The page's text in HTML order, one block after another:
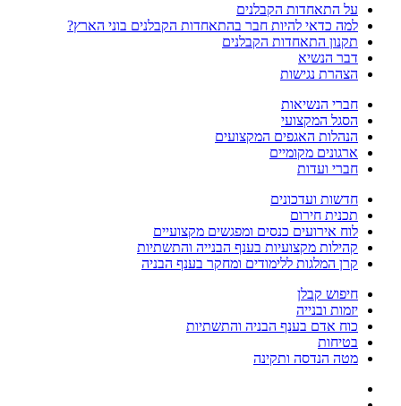
על התאחדות הקבלנים
למה כדאי להיות חבר בהתאחדות הקבלנים בוני הארץ?
תקנון התאחדות הקבלנים
דבר הנשיא
הצהרת נגישות
חברי הנשיאות
הסגל המקצועי
הנהלות האגפים המקצועים
ארגונים מקומיים
חברי ועדות
חדשות ועדכונים
תכנית חירום
לוח אירועים כנסים ומפגשים מקצועיים
קהילות מקצועיות בענף הבנייה והתשתיות
קרן המלגות ללימודים ומחקר בענף הבניה
חיפוש קבלן
יזמות ובנייה
כוח אדם בענף הבניה והתשתיות
בטיחות
מטה הנדסה ותקינה